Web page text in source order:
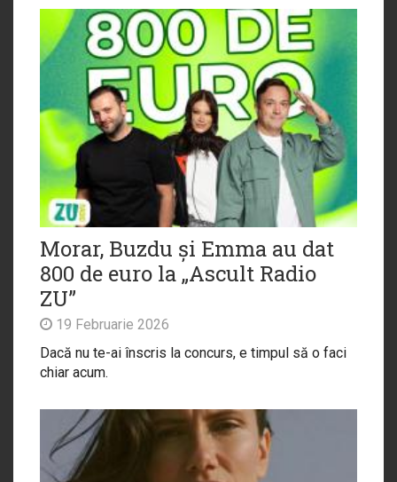
Morar, Buzdu și Emma au dat
800 de euro la „Ascult Radio
ZU”
19 Februarie 2026
Dacă nu te-ai înscris la concurs, e timpul să o faci
chiar acum.